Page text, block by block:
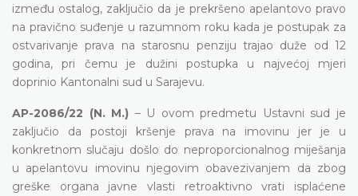
između ostalog, zaključio da je prekršeno apelantovo pravo
na pravično suđenje u razumnom roku kada je postupak za
ostvarivanje prava na starosnu penziju trajao duže od 12
godina, pri čemu je dužini postupka u najvećoj mjeri
doprinio Kantonalni sud u Sarajevu.
AP-2086/22 (N. M.) – U ovom predmetu Ustavni sud je
zaključio da postoji kršenje prava na imovinu jer je u
konkretnom slučaju došlo do neproporcionalnog miješanja
u apelantovu imovinu njegovim obavezivanjem da zbog
greške organa javne vlasti retroaktivno vrati isplaćene